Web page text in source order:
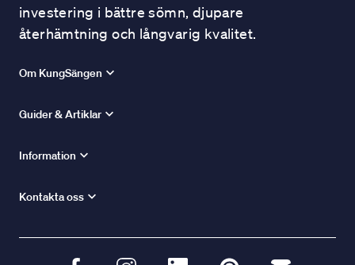
investering i bättre sömn, djupare
återhämtning och långvarig kvalitet.
Om KungSängen
Guider & Artiklar
Information
Kontakta oss